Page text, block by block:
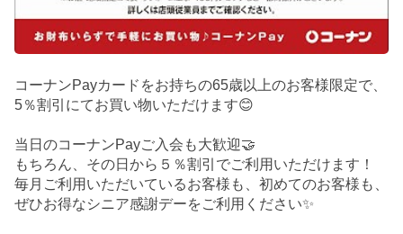
コーナンPayカードをお持ちの65歳以上のお客様限定で、
5％割引にてお買い物いただけます😊
当日のコーナンPayご入会も大歓迎🤝
もちろん、その日から５％割引でご利用いただけます！
毎月ご利用いただいているお客様も、初めてのお客様も、
ぜひお得なシニア感謝デーをご利用ください✨